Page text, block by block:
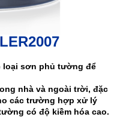
loại sơn phủ tường để
nhà và ngoài trời, đặc
các trường hợp xử lý
có độ kiềm hóa cao.